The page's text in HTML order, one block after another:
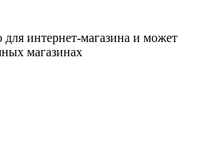
для интернет-магазина и может
магазинах